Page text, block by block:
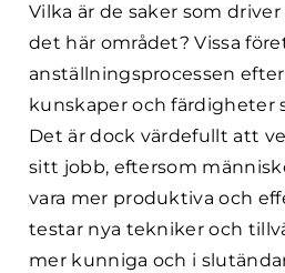
Vilka är de saker som
det här området? Vissa
anställningsprocessen
kunskaper och färdigheter
Det är dock värdefullt att
sitt jobb, eftersom
vara mer produktiva och
testar nya tekniker och
mer kunniga och i